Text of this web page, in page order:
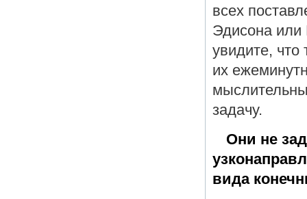
всех
Эдисона или
увидите,
их
задачу.
Они не
вида